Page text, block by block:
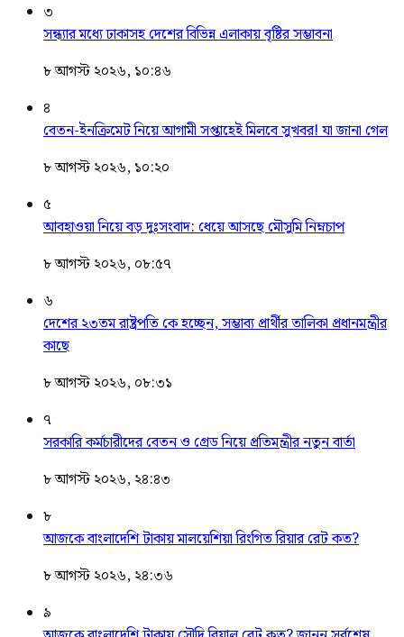
৩
সন্ধ্যার মধ্যে ঢাকাসহ দেশের বিভিন্ন এলাকায় বৃষ্টির সম্ভাবনা
৮ আগস্ট ২০২৬, ১০:৪৬
৪
বেতন-ইনক্রিমেট নিয়ে আগামী সপ্তাহেই মিলবে সুখবর! যা জানা গেল
৮ আগস্ট ২০২৬, ১০:২০
৫
আবহাওয়া নিয়ে বড় দুঃসংবাদ: ধেয়ে আসছে মৌসুমি নিম্নচাপ
৮ আগস্ট ২০২৬, ০৮:৫৭
৬
দেশের ২৩তম রাষ্ট্রপতি কে হচ্ছেন, সম্ভাব্য প্রার্থীর তালিকা প্রধানমন্ত্রীর
কাছে
৮ আগস্ট ২০২৬, ০৮:৩১
৭
সরকারি কর্মচারীদের বেতন ও গ্রেড নিয়ে প্রতিমন্ত্রীর নতুন বার্তা
৮ আগস্ট ২০২৬, ২৪:৪৩
৮
আজকে বাংলাদেশি টাকায় মালয়েশিয়া রিংগিত রিয়ার রেট কত?
৮ আগস্ট ২০২৬, ২৪:৩৬
৯